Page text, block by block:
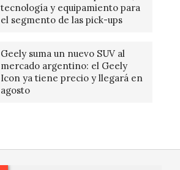
tecnología y equipamiento para
el segmento de las pick-ups
Geely suma un nuevo SUV al
mercado argentino: el Geely
Icon ya tiene precio y llegará en
agosto